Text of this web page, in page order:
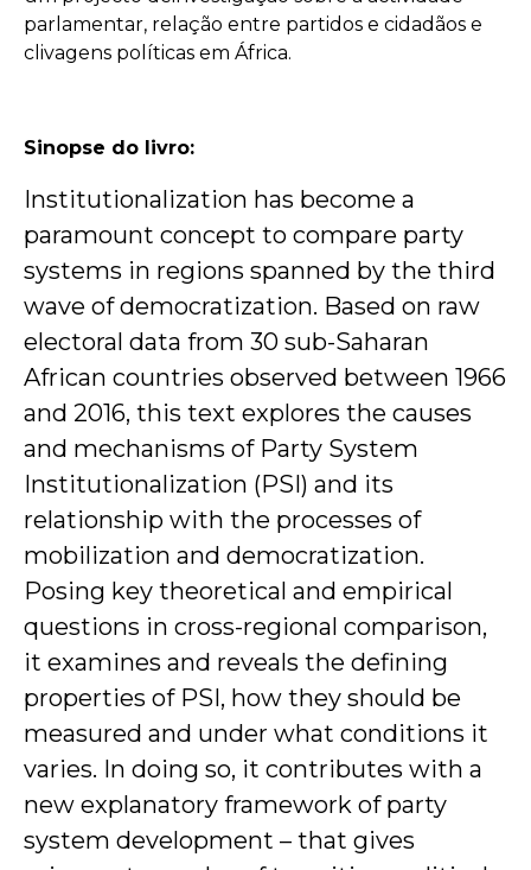
parlamentar, relação entre partidos e cidadãos e
clivagens políticas em África.
Sinopse do livro:
Institutionalization has become a
paramount concept to compare party
systems in regions spanned by the third
wave of democratization. Based on raw
electoral data from 30 sub-Saharan
African countries observed between 1966
and 2016, this text explores the causes
and mechanisms of Party System
Institutionalization (PSI) and its
relationship with the processes of
mobilization and democratization.
Posing key theoretical and empirical
questions in cross-regional comparison,
it examines and reveals the defining
properties of PSI, how they should be
measured and under what conditions it
varies. In doing so, it contributes with a
new explanatory framework of party
system development – that gives